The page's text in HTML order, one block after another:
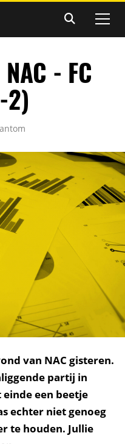
- FC
2)
van NAC gisteren.
partij in
einde een beetje
echter niet genoeg
te houden. Jullie